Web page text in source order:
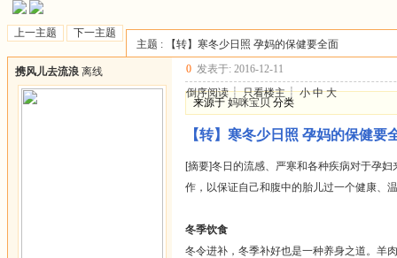
上一主题
下一主题
主题 : 【转】寒冬少日照 孕妈的保健要全面
携风儿去流浪 离线 0 发表于: 2016-12-11
倒序阅读 ┊ 只看楼主 ┊ 小 中 大
来源于 妈咪宝贝 分类
【转】寒冬少日照 孕妈的保健要
[摘要]冬日的流感、严寒和各种疾病对于孕
作，以保证自己和腹中的胎儿过一个健康、
冬季饮食
冬令进补，冬季补好也是一种养身之道。羊